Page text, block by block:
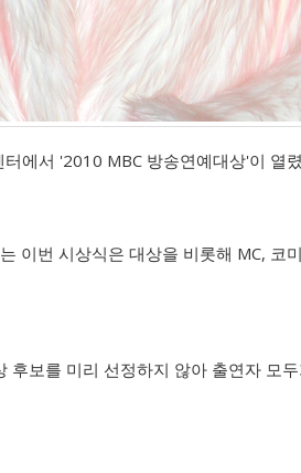
에서 '2010 MBC 방송연예대상'이 열
이번 시상식은 대상을 비롯해 MC, 코
후보를 미리 선정하지 않아 출연자 모